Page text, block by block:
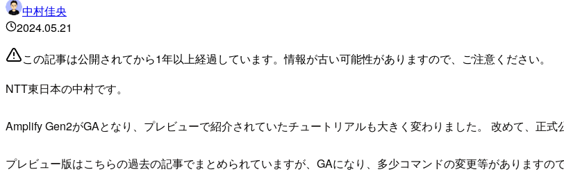
中村佳央
2024.05.21
この記事は公開されてから1年以上経過しています。情報が古い可能性がありますので、ご注意ください。
NTT東日本の中村です。
Amplify Gen2がGAとなり、プレビューで紹介されていたチュートリアルも大きく変わりました。 改めて、正式
プレビュー版はこちらの過去の記事でまとめられていますが、GAになり、多少コマンドの変更等がありますの